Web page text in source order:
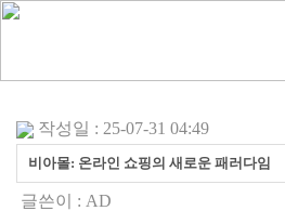
작성일 : 25-07-31 04:49
비아몰: 온라인 쇼핑의 새로운 패러다임
글쓴이 : AD